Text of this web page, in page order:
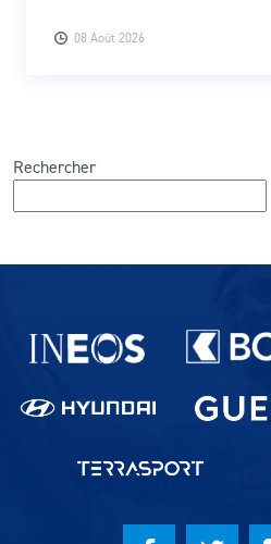
08 Août 2026
Rechercher
Partenaires du lausanne-Sport